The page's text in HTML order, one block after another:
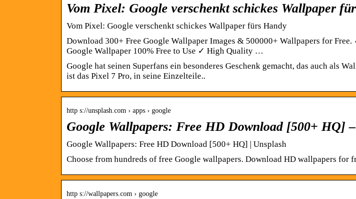
Vom Pixel: Google verschenkt schickes Wallpaper
Vom Pixel: Google verschenkt schickes Wallpaper fürs Handy
Download 300+ Free Google Wallpaper Images & 500000+ Wallpapers for
Google Wallpaper 100% Free to Use ✓ High Quality …
Google hat seinen Superfans ein besonderes Geschenk gemacht, das auch als
ist das Pixel 7 Pro, in seine Einzelteile..
http s://unsplash.com › apps › google
Google Wallpapers: Free HD Download [500+ HQ]
Google Wallpapers: Free HD Download [500+ HQ] | Unsplash
Choose from hundreds of free Google wallpapers. Download HD wallpapers for
http s://wallpapers.com › google